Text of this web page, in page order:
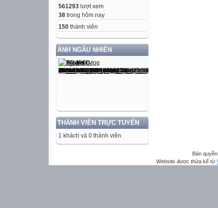
561293 lượt xem
38 trong hôm nay
150 thành viên
ẢNH NGẪU NHIÊN
THÀNH VIÊN TRỰC TUYẾN
1 khách và 0 thành viên
Bản
Website được thừa kế từ